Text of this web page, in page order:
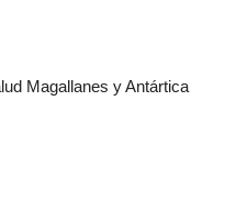
Magallanes y Antártica